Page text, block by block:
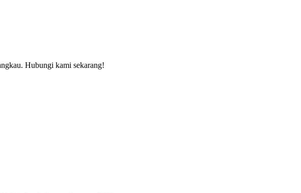
Hubungi kami sekarang!